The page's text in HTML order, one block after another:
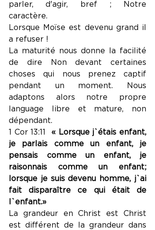
parler, d'agir, bref ; Notre
caractère.
Lorsque Moïse est devenu grand il
a refuser !
La maturité nous donne la facilité
de dire Non devant certaines
choses qui nous prenez captif
pendant un moment. Nous
adaptons alors notre propre
language libre et mature, non
dépendant.
1 Cor 13:11
« Lorsque j`étais enfant,
je parlais comme un enfant, je
pensais comme un enfant, je
raisonnais comme un enfant;
lorsque je suis devenu homme, j`ai
fait disparaître ce qui était de
l`enfant.»
La grandeur en Christ est Christ
est différent de la grandeur dans